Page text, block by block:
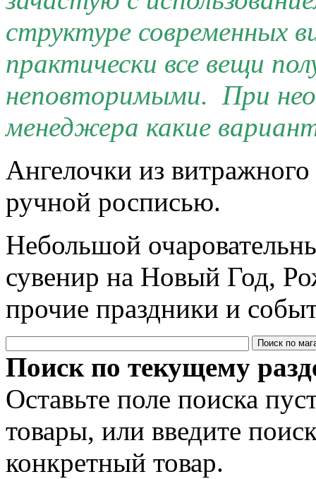
структуре современных
практически все вещи
неповторимыми. При
менеджера какие
Ангелочки из
ручной росписью.
Небольшой
сувенир на Новый Год,
прочие праздники и
Поиск по текущему
Оставьте поле поиска
товары, или введите
конкретный товар.